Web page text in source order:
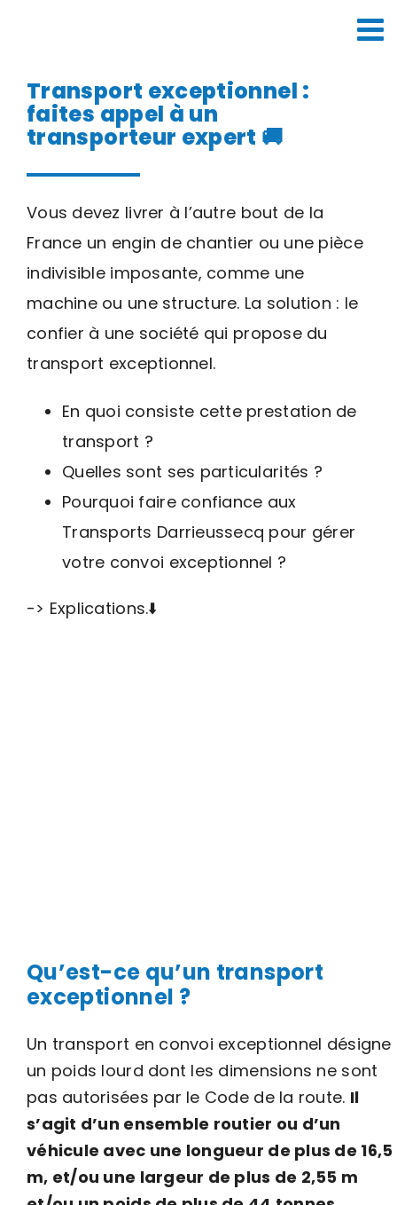
Transport exceptionnel :
faites appel à un
transporteur expert 🚚
Vous devez livrer à l’autre bout de la
France un engin de chantier ou une pièce
indivisible imposante, comme une
machine ou une structure. La solution : le
confier à une société qui propose du
transport exceptionnel.
En quoi consiste cette prestation de
transport ?
Quelles sont ses particularités ?
Pourquoi faire confiance aux
Transports Darrieussecq pour gérer
votre convoi exceptionnel ?
-> Explications.⬇️
Qu’est-ce qu’un transport
exceptionnel ?
Un transport en convoi exceptionnel désigne
un poids lourd dont les dimensions ne sont
pas autorisées par le Code de la route. Il
s’agit d’un ensemble routier ou d’un
véhicule avec une longueur de plus de 16,5
m, et/ou une largeur de plus de 2,55 m